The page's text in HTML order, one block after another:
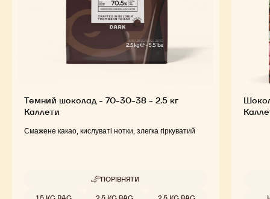
Темний шоколад - 70-30-38 - 2.5 кг
Каллети
Смажене какао, кислуваті нотки, злегка гіркуватий
ПОРІВНЯТИ
-
Доступна упаковка